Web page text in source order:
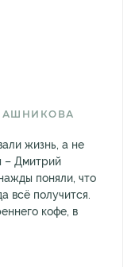
жизнь, а не
– Дмитрий
поняли, что
всё получится.
кофе, в